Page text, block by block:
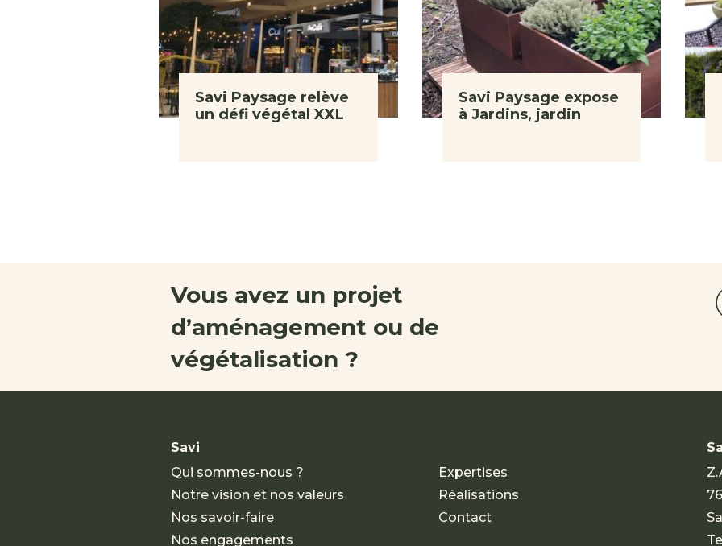
Savi Paysage relève
un défi végétal XXL
Savi Paysage expose
à Jardins, jardin
Vous avez un projet
d’aménagement ou de
végétalisation ?
Savi
Qui sommes-nous ?
Notre vision et nos valeurs
Nos savoir-faire
Nos engagements
Expertises
Réalisations
Contact